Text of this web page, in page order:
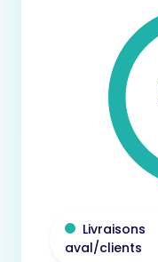
Livraisons
aval/clients